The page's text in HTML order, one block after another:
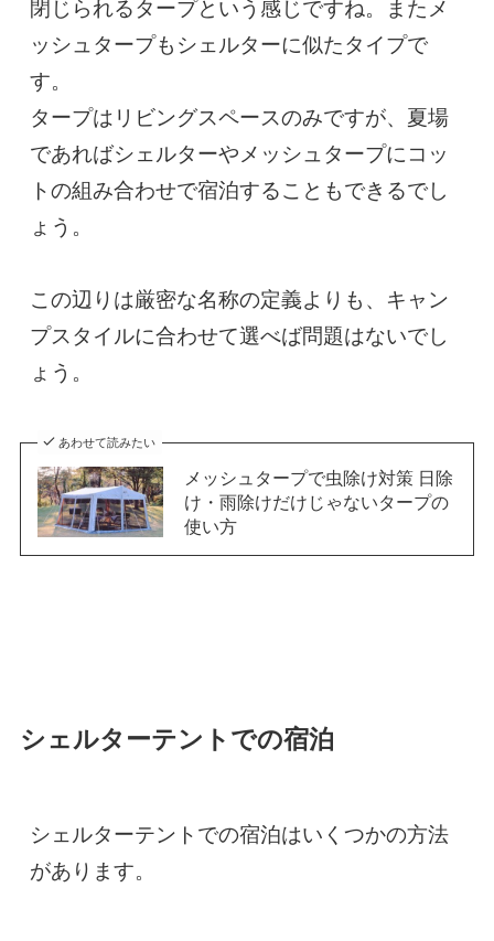
閉じられるタープという感じですね。またメ
ッシュタープもシェルターに似たタイプで
す。
タープはリビングスペースのみですが、夏場
であればシェルターやメッシュタープにコッ
トの組み合わせで宿泊することもできるでし
ょう。
この辺りは厳密な名称の定義よりも、キャン
プスタイルに合わせて選べば問題はないでし
ょう。
あわせて読みたい
メッシュタープで虫除け対策 日除
け・雨除けだけじゃないタープの
使い方
シェルターテントでの宿泊
シェルターテントでの宿泊はいくつかの方法
があります。